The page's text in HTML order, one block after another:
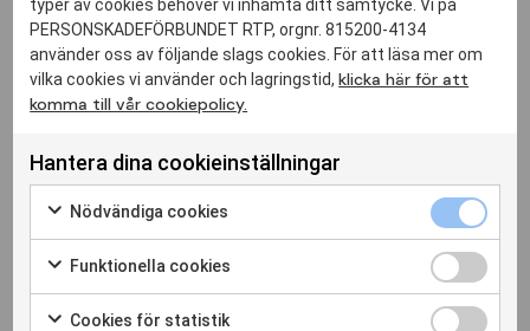
Bli medlem
Kontakta oss!
Förnamn
typer av cookies behöver vi inhämta ditt samtycke. Vi på
PERSONSKADEFÖRBUNDET RTP, orgnr. 815200-4134
använder oss av följande slags cookies. För att läsa mer om
vilka cookies vi använder och lagringstid,klicka här för att
komma till vår cookiepolicy.
Hantera dina cookieinställningar
Nödvändiga cookies
Funktionella cookies
Cookies för statistik